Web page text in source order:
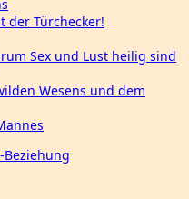
der Türchecker!
Sex und Lust heilig sind
Wesens und dem
Beziehung